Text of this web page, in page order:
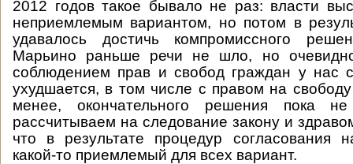
2012 годов такое бывало не раз: власти
неприемлемым вариантом, но потом в
удавалось достичь компромиссного
Марьино раньше речи не шло, но
соблюдением прав и свобод граждан у нас
ухудшается, в том числе с правом на
менее, окончательного решения пока
рассчитываем на следование закону и
что в результате процедур согласования
какой-то приемлемый для всех вариант.